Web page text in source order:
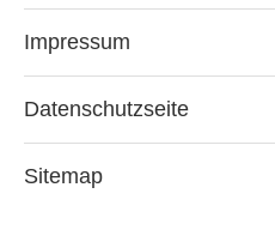
Impressum
Datenschutzseite
Sitemap